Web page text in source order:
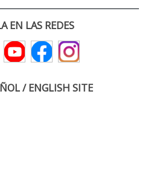
EN LAS REDES
/ ENGLISH SITE